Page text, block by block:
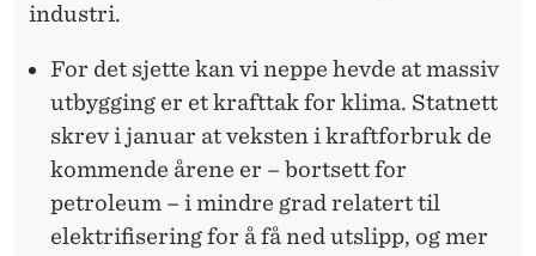
industri.
For det sjette kan vi neppe hevde at massiv
utbygging er et krafttak for klima. Statnett
skrev i januar at veksten i kraftforbruk de
kommende årene er – bortsett for
petroleum – i mindre grad relatert til
elektrifisering for å få ned utslipp, og mer